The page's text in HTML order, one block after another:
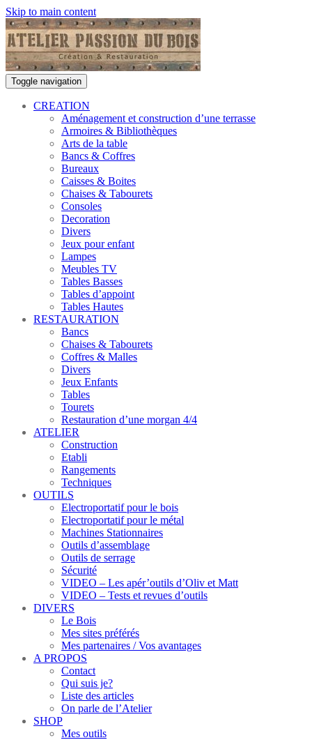
Skip to main content
Toggle navigation
CREATION
Aménagement et construction d’une terrasse
Armoires & Bibliothèques
Arts de la table
Bancs & Coffres
Bureaux
Caisses & Boites
Chaises & Tabourets
Consoles
Decoration
Divers
Jeux pour enfant
Lampes
Meubles TV
Tables Basses
Tables d’appoint
Tables Hautes
RESTAURATION
Bancs
Chaises & Tabourets
Coffres & Malles
Divers
Jeux Enfants
Tables
Tourets
Restauration d’une morgan 4/4
ATELIER
Construction
Etabli
Rangements
Techniques
OUTILS
Electroportatif pour le bois
Electroportatif pour le métal
Machines Stationnaires
Outils d’assemblage
Outils de serrage
Sécurité
VIDEO – Les apér’outils d’Oliv et Matt
VIDEO – Tests et revues d’outils
DIVERS
Le Bois
Mes sites préférés
Mes partenaires / Vos avantages
A PROPOS
Contact
Qui suis je?
Liste des articles
On parle de l’Atelier
SHOP
Mes outils